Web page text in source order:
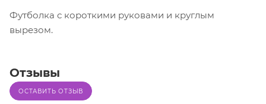
Футболка с короткими руковами и круглым
вырезом.
Отзывы
ОСТАВИТЬ ОТЗЫВ